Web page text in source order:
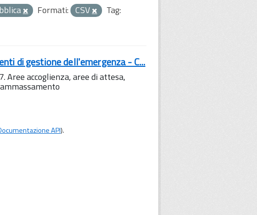
Formati: CSV
Tag:
di gestione dell'emergenza - C...
accoglienza, aree di attesa,
API).